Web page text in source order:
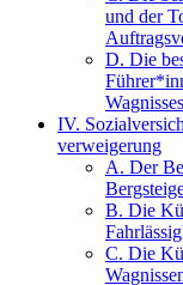
und der
D. Die
Wagnisses
IV.
verweigerung
A. Der
B. Die
C. Die